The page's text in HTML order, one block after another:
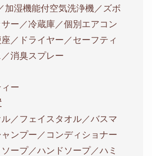
加湿機能付空気洗浄機／ズボ
ー／冷蔵庫／個別エアコン
座／ドライヤー／セーフティ
消臭スプレー
ー
／フェイスタオル／バスマ
ャンプー／コンディショナー
ープ／ハンドソープ／ハミ